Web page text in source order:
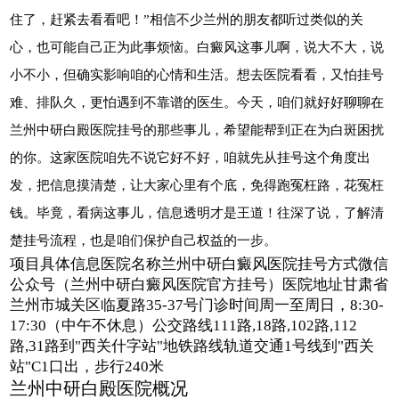
住了，赶紧去看看吧！”相信不少兰州的朋友都听过类似的关
心，也可能自己正为此事烦恼。白癜风这事儿啊，说大不大，说
小不小，但确实影响咱的心情和生活。想去医院看看，又怕挂号
难、排队久，更怕遇到不靠谱的医生。今天，咱们就好好聊聊在
兰州中研白殿医院挂号的那些事儿，希望能帮到正在为白斑困扰
的你。这家医院咱先不说它好不好，咱就先从挂号这个角度出
发，把信息摸清楚，让大家心里有个底，免得跑冤枉路，花冤枉
钱。毕竟，看病这事儿，信息透明才是王道！往深了说，了解清
楚挂号流程，也是咱们保护自己权益的一步。
项目具体信息医院名称兰州中研白癜风医院挂号方式微信
公众号（兰州中研白癜风医院官方挂号）医院地址甘肃省
兰州市城关区临夏路35-37号门诊时间周一至周日，8:30-
17:30（中午不休息）公交路线111路,18路,102路,112
路,31路到"西关什字站"地铁路线轨道交通1号线到"西关
站"C1口出，步行240米
兰州中研白殿医院概况